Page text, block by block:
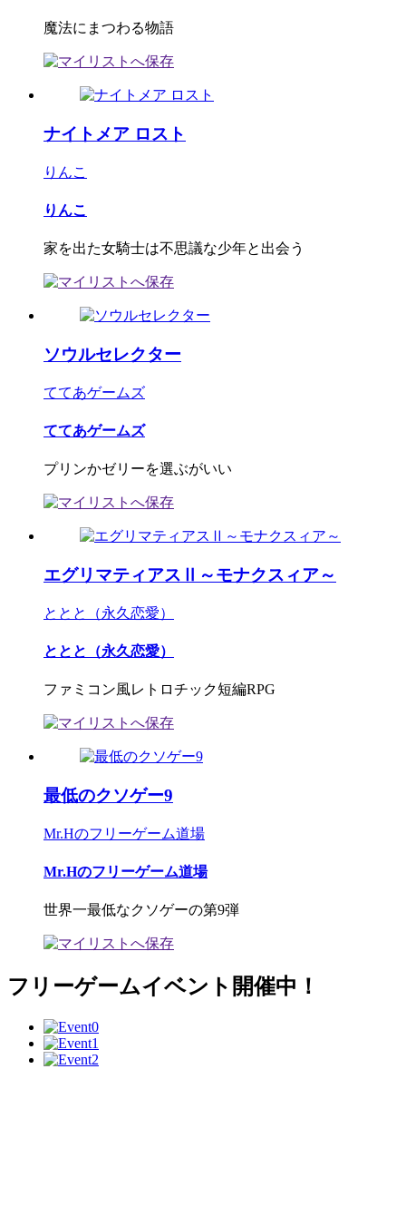
魔法にまつわる物語
ナイトメア ロスト
りんこ
りんこ
家を出た女騎士は不思議な少年と出会う
ソウルセレクター
ててあゲームズ
ててあゲームズ
プリンかゼリーを選ぶがいい
エグリマティアスⅡ～モナクスィア～
ととと（永久恋愛）
ととと（永久恋愛）
ファミコン風レトロチック短編RPG
最低のクソゲー9
Mr.Hのフリーゲーム道場
Mr.Hのフリーゲーム道場
世界一最低なクソゲーの第9弾
フリーゲームイベント開催中！